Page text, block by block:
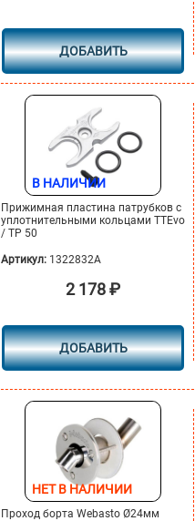
ДОБАВИТЬ
В НАЛИЧИИ
Прижимная пластина патрубков с
уплотнительными кольцами TTEvo
/ TP 50
Артикул: 1322832A
2 178₽
ДОБАВИТЬ
НЕТ В НАЛИЧИИ
Проход борта Webasto Ø24мм